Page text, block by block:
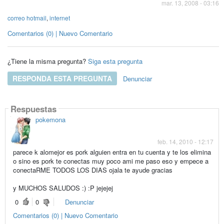
mar. 13, 2008 - 03:16
correo hotmail, internet
Comentarios (0) | Nuevo Comentario
¿Tiene la misma pregunta? Siga esta pregunta
RESPONDA ESTA PREGUNTA Denunciar
Respuestas
pokemona
feb. 14, 2010 - 12:17
parece k alomejor es pork alguien entra en tu cuenta y te los elimina
o sino es pork te conectas muy poco ami me paso eso y empece a
conectaRME TODOS LOS DIAS ojala te ayude gracias
y MUCHOS SALUDOS :) :P jejejej
0
0
Denunciar
Comentarios (0) | Nuevo Comentario